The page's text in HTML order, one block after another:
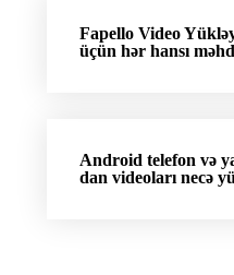
Fapello Video
üçün hər hansı
Android telefon və
dan videoları necə